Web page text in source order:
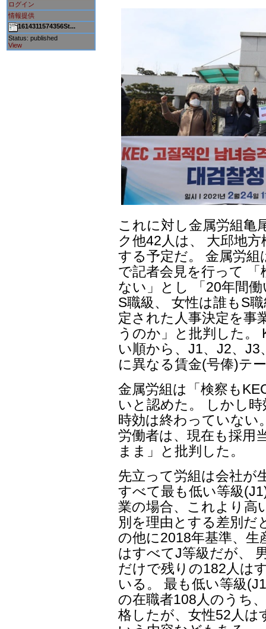
ログイン
情報提供
1614311574356St...
Status: published
View
これに対し金属労組亀
ク他42人は、 大邱地
する予定だ。 金属労
で記者会見を行って
ない」とし 「20年間
S職級、 女性は誰もS
定された人事決定を事
うのか」と批判した。
い順から、J1、J2、J3
に異なる賃金(号俸)テ
金属労組は「検察も
いと認めた。 しかし
時効は終わっていない
労働者は、現在も採用
まま」と批判した。
先立って労組は会社が
すべて最も低い等級
業の場合、これより高
別を理由とする差別だ
の他に2018年基準、生
はすべてJ等級だが、
だけで残りの182人は
いる。 最も低い等級
の在職者108人のうち
格したが、女性52人